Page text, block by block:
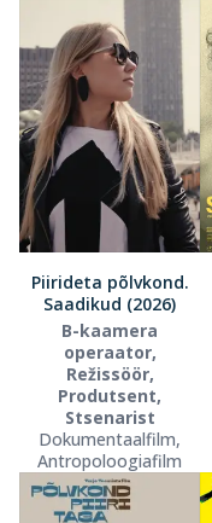
Piirideta põlvkond.
Saadikud (2026)
B-kaamera
operaator,
Režissöör,
Produtsent,
Stsenarist
Dokumentaalfilm,
Antropoloogiafilm